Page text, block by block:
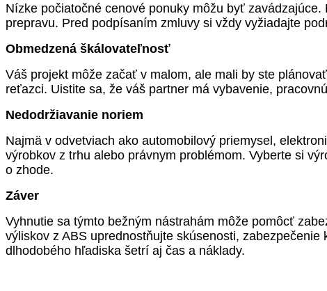
Nízke počiatočné cenové ponuky môžu byť
prepravu. Pred podpísaním zmluvy si vždy vyžiadajte
Obmedzená škálovateľnosť
Váš projekt môže začať v malom, ale mali by ste
reťazci. Uistite sa, že váš partner má vybavenie,
Nedodržiavanie noriem
Najmä v odvetviach ako automobilový priemysel,
výrobkov z trhu alebo právnym problémom. Vyberte si
o zhode.
Záver
Vyhnutie sa týmto bežným nástrahám môže pomôcť
výliskov z ABS uprednostňujte skúsenosti,
dlhodobého hľadiska šetrí aj čas a náklady.